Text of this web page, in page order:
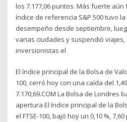
los 7.177,06 puntos. Más fuerte aún
índice de referencia S&P 500 tuvo
desempeño desde septiembre,
varias ciudades y suspendió
inversionistas el
El índice principal de la Bolsa de
100, cerró hoy con una caída del
7.170,69.COM La Bolsa de Londres
apertura El índice principal de la
el FTSE-100, bajó hoy un 0,10 %,